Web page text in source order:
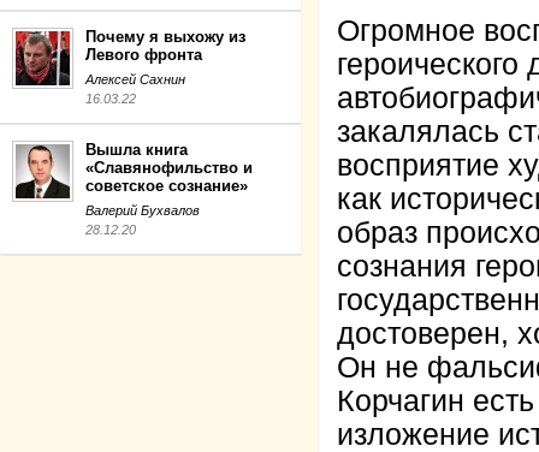
Почему я выхожу из
Левого фронта
Алексей Сахнин
16.03.22
Вышла книга
«Славянофильство и
советское сознание»
Валерий Бухвалов
28.12.20
Огромное
закалялась
восприятие
как
образ
сознания
достоверен,
Он не
Корчагин
изложение